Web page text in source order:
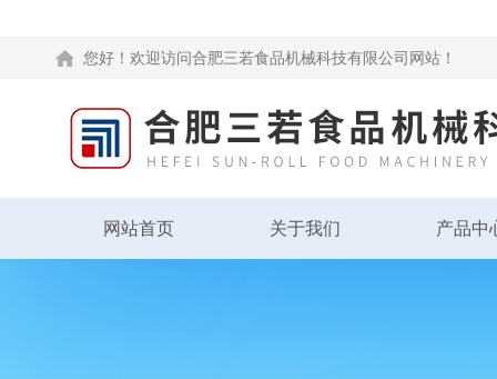
您好！欢迎访问合肥三若食品机械科技有限公司网站！
网站首页 关于我们 产品中